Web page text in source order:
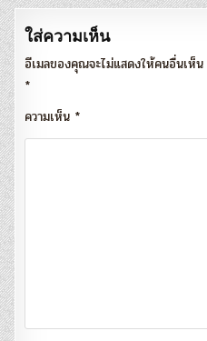
ใส่ความเห็น
อีเมลของคุณจะไม่แสดงให้คนอื่นเห็น
*
ความเห็น *